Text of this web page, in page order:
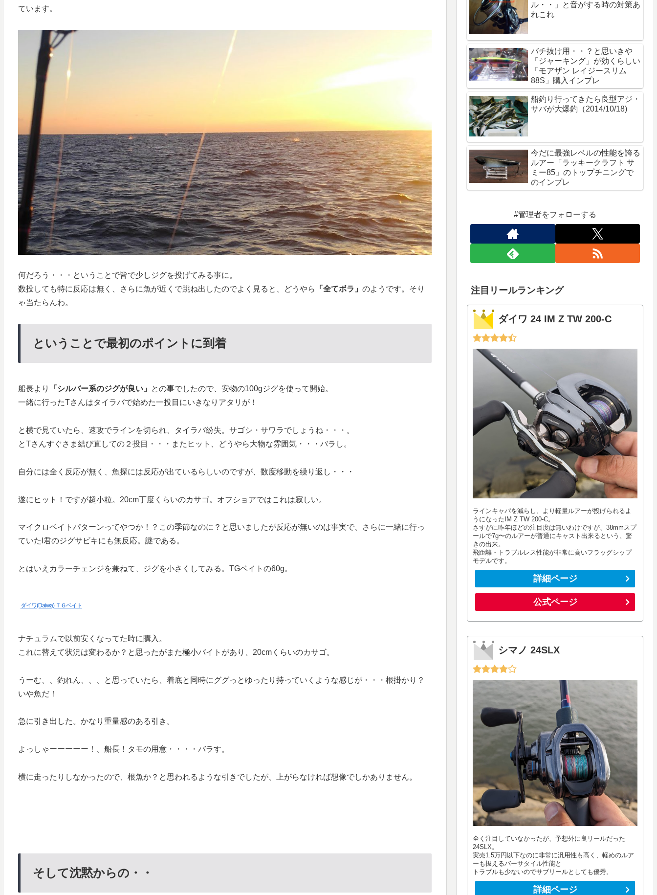
ています。
何だろう・・・ということで皆で少しジグを投げてみる事に。
数投しても特に反応は無く、さらに魚が近くで跳ね出したのでよく見ると、どうやら
「全てボラ」 のようです。そり
ゃ当たらんわ。
ということで最初のポイントに到着
船長より 「シルバー系のジグが良い」
との事でしたので、安物の100gジグを使って開始。
一緒に行ったTさんはタイラバで始めた一投目にいきなりアタリが！
と横で見ていたら、速攻でラインを切られ、タイラバ紛失。サゴシ・サワラでしょうね・・・。
とTさんすぐさま結び直しての２投目・・・またヒット、どうやら大物な雰囲気・・・バラし。
自分には全く反応が無く、魚探には反応が出ているらしいのですが、数度移動を繰り返し・・・
遂にヒット！ですが超小粒。20cm丁度くらいのカサゴ。オフショアではこれは寂しい。
マイクロベイトパターンってやつか！？この季節なのに？と思いましたが反応が無いのは事実で、さらに一緒に行っ
ていたI君のジグサビキにも無反応。謎である。
とはいえカラーチェンジを兼ねて、ジグを小さくしてみる。TGベイトの60g。
ダイワ(Daiwa) ＴＧベイト
ナチュラムで以前安くなってた時に購入。
これに替えて状況は変わるか？と思ったがまた極小バイトがあり、20cmくらいのカサゴ。
うーむ、、釣れん、、、と思っていたら、着底と同時にググっとゆったり持っていくような感じが・・・根掛かり？
いや魚だ！
急に引き出した。かなり重量感のある引き。
よっしゃーーーーー！、船長！タモの用意・・・・バラす。
横に走ったりしなかったので、根魚か？と思われるような引きでしたが、上がらなければ想像でしかありません。
そして沈黙からの・・
ル・・」と音がする時の対策あ
れこれ
バチ抜け用・・？と思いきや
「ジャーキング」が効くらしい
「モアザン レイジースリム
88S」購入インプレ
船釣り行ってきたら良型アジ・
サバが大爆釣（2014/10/18)
今だに最強レベルの性能を誇る
ルアー「ラッキークラフト サ
ミー85」のトップチニングで
のインプレ
#管理者をフォローする
注目リールランキング
ダイワ 24 IM Z TW 200-C
ラインキャパを減らし、より軽量ルアーが投げられるよ
うになったIM Z TW 200-C。
さすがに昨年ほどの注目度は無いわけですが、38mmスプ
ールで7g〜のルアーが普通にキャスト出来るという、驚
きの出来。
飛距離・トラブルレス性能が非常に高いフラッグシップ
モデルです。
詳細ページ
公式ページ
シマノ 24SLX
全く注目していなかったが、予想外に良リールだった
24SLX。
実売1.5万円以下なのに非常に汎用性も高く、軽めのルア
ーも扱えるバーサタイル性能と
トラブルも少ないのでサブリールとしても優秀。
詳細ページ